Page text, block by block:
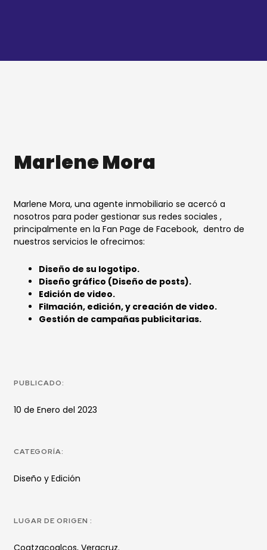
Marlene Mora
Marlene Mora, una agente inmobiliario se acercó a
nosotros para poder gestionar sus redes sociales ,
principalmente en la Fan Page de Facebook, dentro de
nuestros servicios le ofrecimos:
Diseño de su logotipo.
Diseño gráfico (Diseño de posts).
Edición de video.
Filmación, edición, y creación de video.
Gestión de campañas publicitarias.
PUBLICADO:
10 de Enero del 2023
CATEGORÍA:
Diseño y Edición
LUGAR DE ORIGEN :
Coatzacoalcos, Veracruz.